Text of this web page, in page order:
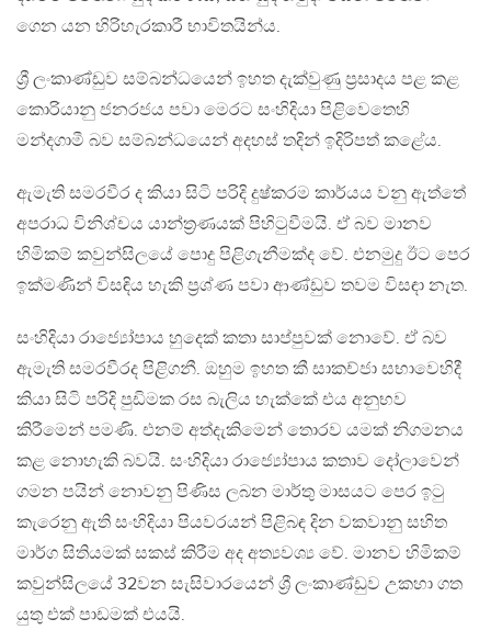
ගෙන යන හිරිහැරකාරී භාවිතයින්ය.
ශ්‍රී ලංකාණ්ඩුව සම්බන්ධයෙන් ඉහත දැක්වුණු ප්‍රසාදය පළ කළ
කොරියානු ජනරජය පවා මෙරට සංහිදියා පිළිවෙතෙහි
මන්දගාමී බව සම්බන්ධයෙන් අදහස් තදින් ඉදිරිපත් කළේය.
ඇමැති සමරවීර ද කියා සිටි පරිදි දුෂ්කරම කාර්යය වනු ඇත්තේ
අපරාධ විනිශ්චය යාන්ත්‍රණයක් පිහිටුවීමයි. ඒ බව මානව
හිමිකම් කවුන්සිලයේ පොදු පිළිගැනීමක්ද වේ. එනමුදු ඊට පෙර
ඉක්මණින් විසඳිය හැකි ප්‍රශ්ණ පවා ආණ්ඩුව තවම විසඳා නැත.
සංහිදියා රාජ්‍යෝපාය හුදෙක් කතා සාප්පුවක් නොවේ. ඒ බව
ඇමැති සමරවීරද පිළිගනී. ඔහුම ඉහත කී සාකච්ජා සභාවෙහිදී
කියා සිටි පරිදි පුඩිමක රස බැලිය හැක්කේ එය අනුභව
කිරීමෙන් පමණි. එනම් අත්දැකිමෙන් තොරව යමක් නිගමනය
කළ නොහැකි බවයි. සංහිදියා රාජ්‍යෝපාය කතාව දෝලාවෙන්
ගමන පයින් නොවනු පිණිස ලබන මාර්තු මාසයට පෙර ඉටු
කැරෙනු ඇති සංහිදියා පියවරයන් පිළිබඳ දින වකවානු සහිත
මාර්ග සිතියමක් සකස් කිරීම අද අත්‍යවශ්‍ය වේ. මානව හිමිකම්
කවුන්සිලයේ 32වන සැසිවාරයෙන් ශ්‍රී ලංකාණ්ඩුව උකහා ගත
යුතු එක් පාඩමක් එයයි.